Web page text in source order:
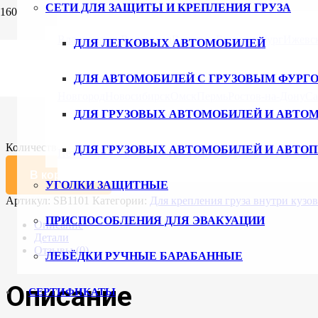
ВладивостокВолгоград ВоронежЕкатеринбург
ПетербургУльяновскУфаХабаровскЧебоксары
СЕТИ ДЛЯ ЗАЩИТЫ И КРЕПЛЕНИЯ ГРУЗА
ДЛЯ ЛЕГКОВЫХ АВТОМОБИЛЕЙ
ДЛЯ АВТОМОБИЛЕЙ С ГРУЗОВЫМ
ДЛЯ ГРУЗОВЫХ АВТОМОБИЛЕЙ И
ДЛЯ ГРУЗОВЫХ АВТОМОБИЛЕЙ И
УГОЛКИ ЗАЩИТНЫЕ
ПРИСПОСОБЛЕНИЯ ДЛЯ ЭВАКУАЦИИ
ЛЕБЁДКИ РУЧНЫЕ БАРАБАННЫЕ
СЕРТИФИКАТЫ
Количество товара Штанга распорная телескопическая для
В корзину
Артикул: SB1101 Категории: Для крепления груза внутри
Описание
Детали
Отзывы (0)
Описание